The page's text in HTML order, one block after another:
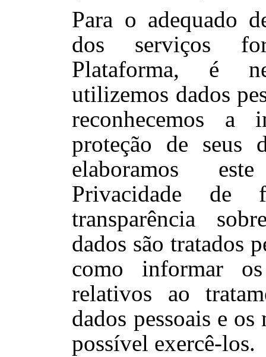
Para o adequado
dos serviços
Plataforma, é
utilizemos dados
reconhecemos a
proteção de seus
elaboramos
Privacidade de
transparência
dados são tratados
como informar
relativos ao
dados pessoais e
possível exercê-los.